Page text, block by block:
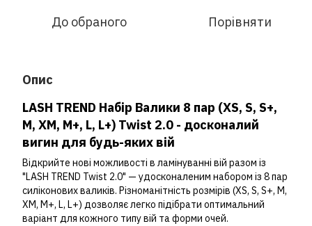
До обраного Порівняти
Опис
LASH TREND Набір Валики 8 пар (XS, S, S+,
M, XM, M+, L, L+) Twist 2.0 - досконалий
вигин для будь-яких вій
Відкрийте нові можливості в ламінуванні вій разом із
"LASH TREND Twist 2.0" — удосконаленим набором із 8 пар
силіконових валиків. Різноманітність розмірів (XS, S, S+, M,
XM, M+, L, L+) дозволяє легко підібрати оптимальний
варіант для кожного типу вій та форми очей.